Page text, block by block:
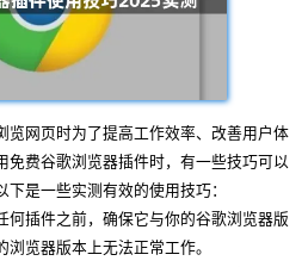
览网页时为了提高工作效率、改善用户体
免费谷歌浏览器插件时，有一些技巧可以
是一些实测有效的使用技巧：
何插件之前，确保它与你的谷歌浏览器版
览器版本上无法正常工作。